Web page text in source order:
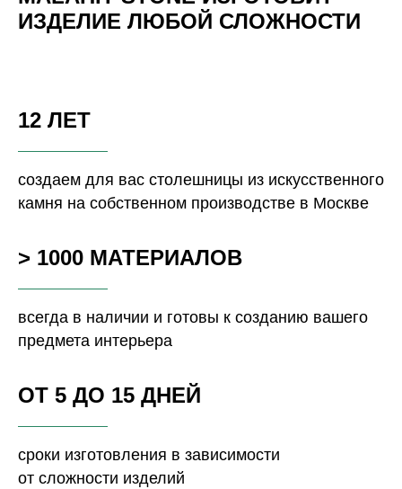
ИЗДЕЛИЕ ЛЮБОЙ СЛОЖНОСТИ
12 ЛЕТ
создаем для вас столешницы из искусственного
камня на собственном производстве в Москве
> 1000 МАТЕРИАЛОВ
всегда в наличии и готовы к созданию вашего
предмета интерьера
ОТ 5 ДО 15 ДНЕЙ
сроки изготовления в зависимости
от сложности изделий